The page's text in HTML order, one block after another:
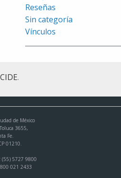
Reseñas
Sin categoría
Vínculos
.
de México
3655,
Fe.
01210.
(55) 5727 9800
021 2433